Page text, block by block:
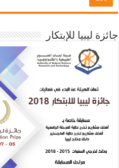
جائزة ليبيا للإبتكار